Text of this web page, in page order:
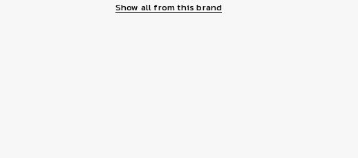
Show all from this brand